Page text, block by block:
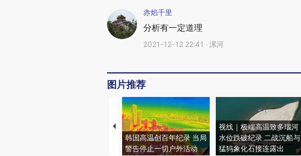
赤焰千里
分析有一定道理
2021-12-12 22:41 · 漯河
图片推荐
韩国高温创百年纪录 当局
警告停止一切户外活动
视线｜极端高温致多瑙河
水位跌破纪录 二战沉船与
猛犸象化石接连露出